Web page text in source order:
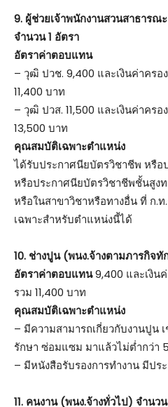
9. ผู้ช่วยเจ้าพนักงานสวนสาธาร
จำนวน 1 อัตรา
อัตราค่าตอบแทน
– วุฒิ ปวช. 9,400 และเงินค่าครอ
11,400 บาท
– วุฒิ ปวส. 11,500 และเงินค่าคร
13,500 บาท
คุณสมบัติเฉพาะตำแหน่ง
ได้รับประกาศนียบัตรวิชาชีพ หรื
หรือประกาศนียบัตรวิชาชีพชั้นสูง
หรือในสาขาวิชาหรือทางอื่น ที่ ก.
เฉพาะสำหรับตำแหน่งนี้ได้
10. ช่างปูน (พนง.จ้างตามภารกิจทั
อัตราค่าตอบแทน9,400 และเงิน
รวม 11,400 บาท
คุณสมบัติเฉพาะตำแหน่ง
– มีความสามารถเกี่ยวกับงานปูน
รักษา ซ่อมแซม มาแล้วไม่ต่ำกว่า
– มีหนังสือรับรองการทำงาน มีป
11. คนงาน (พนง.จ้างทั่วไป) จำนวน